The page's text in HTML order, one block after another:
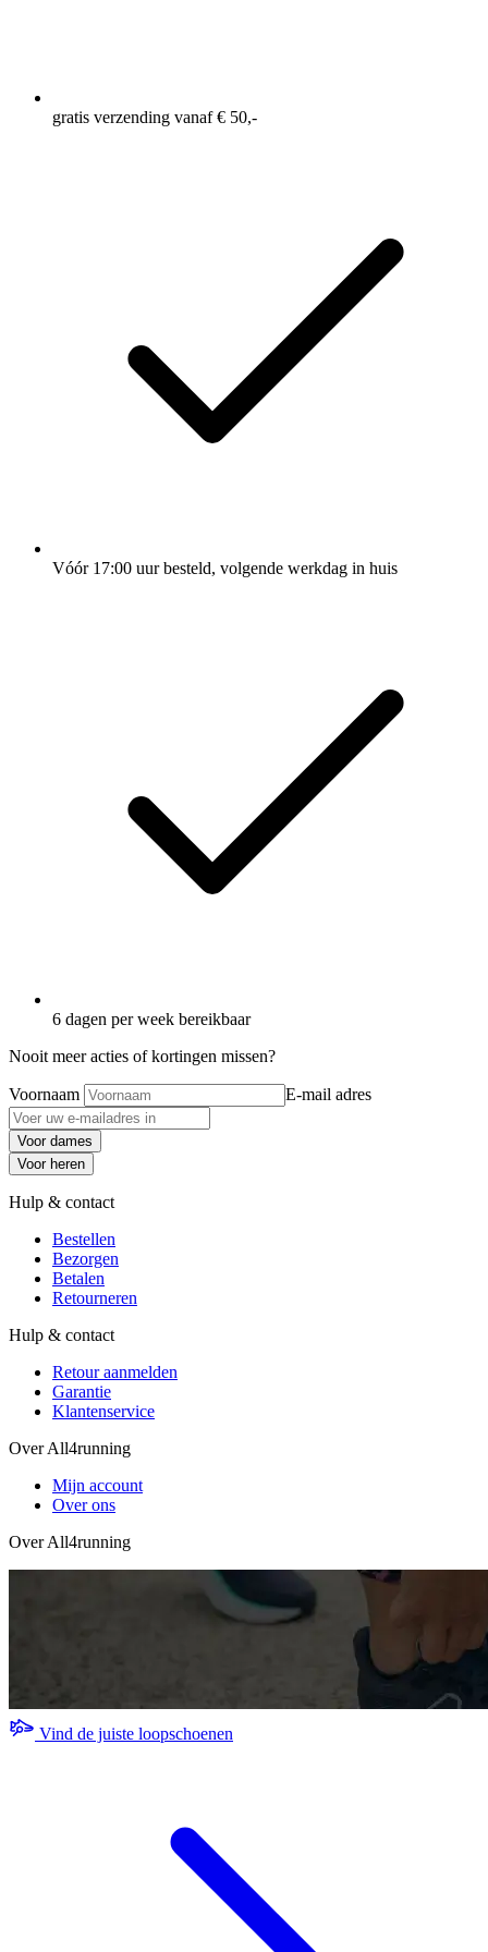
gratis verzending vanaf € 50,-
Vóór 17:00 uur besteld, volgende werkdag in huis
6 dagen per week bereikbaar
Nooit meer acties of kortingen missen?
Voornaam E-mail adres
Voor dames
Voor heren
Hulp & contact
Bestellen
Bezorgen
Betalen
Retourneren
Hulp & contact
Retour aanmelden
Garantie
Klantenservice
Over All4running
Mijn account
Over ons
Over All4running
Vind de juiste loopschoenen